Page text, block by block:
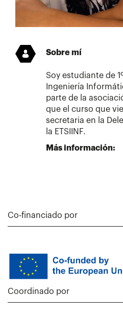
Sobre mí
Soy estudiante de
Ingeniería
parte de la
que el curso que
secretaria en la
la ETSIINF.
Más información:
Co-financiado por
Coordinado por